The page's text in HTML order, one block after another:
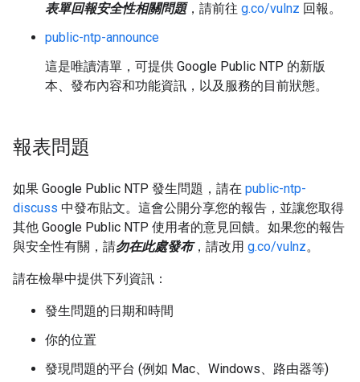
表單回報安全性相關問題，請前往 g.co/vulnz 回報。
public-ntp-announce
這是唯讀清單，可提供 Google Public NTP 的新版
本、發布內容和功能資訊，以及服務的目前狀態。
報表問題
如果 Google Public NTP 發生問題，請在 public-ntp-
discuss 中發布貼文。這會公開分享您的報告，並讓您取得
其他 Google Public NTP 使用者的意見回饋。如果您的報告
與安全性有關，請勿在此處發布，請改用 g.co/vulnz。
請在檢舉中提供下列資訊：
發生問題的日期和時間
你的位置
發現問題的平台 (例如 Mac、Windows、路由器等)